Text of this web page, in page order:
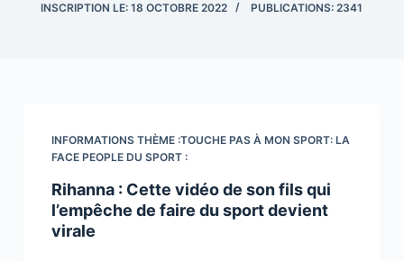
INSCRIPTION LE: 18 OCTOBRE 2022 PUBLICATIONS: 2341
INFORMATIONS THÈME :TOUCHE PAS À MON SPORT: LA
FACE PEOPLE DU SPORT :
Rihanna : Cette vidéo de son fils qui
l’empêche de faire du sport devient
virale